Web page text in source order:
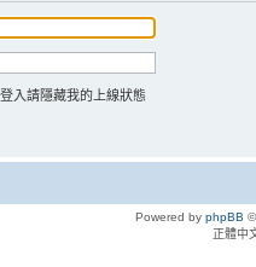
入請隱藏我的上線狀態
Powered by phpBB
正體中